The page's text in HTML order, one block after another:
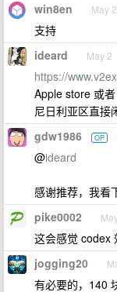
win8en May
支持
ideard May 2
https://
Apple store 或
尼日利亚区直接
gdw1986 OP
@ideard
感谢推荐，我看
pike0002
这会感觉 codex
jogging20
有必要的，140